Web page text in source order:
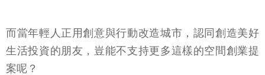
而當年輕人正用創意與行動改造城市，認同創造美好
生活投資的朋友，豈能不支持更多這樣的空間創業提
案呢？